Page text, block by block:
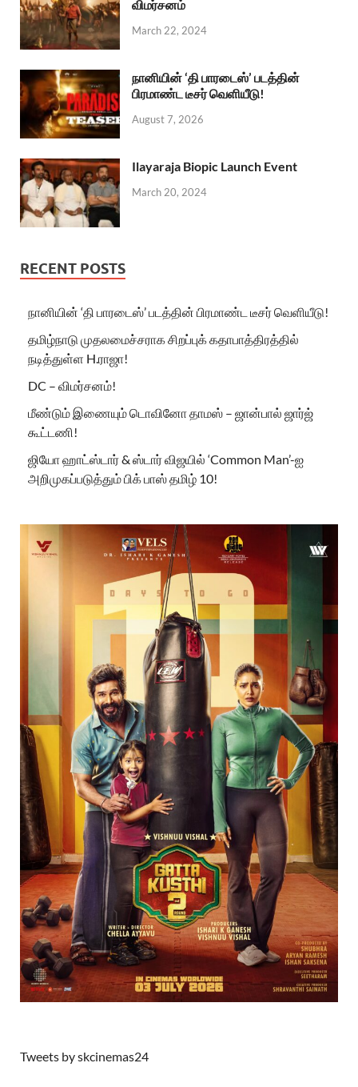
விமர்சனம்
March 22, 2024
நானியின் ‘தி பாரடைஸ்’ படத்தின்
பிரமாண்ட டீசர் வெளியீடு!
August 7, 2026
Ilayaraja Biopic Launch Event
March 20, 2024
RECENT POSTS
நானியின் ‘தி பாரடைஸ்’ படத்தின் பிரமாண்ட டீசர் வெளியீடு!
தமிழ்நாடு முதலமைச்சராக சிறப்புக் கதாபாத்திரத்தில்
நடித்துள்ள H.ராஜா!
DC – விமர்சனம்!
மீண்டும் இணையும் டொவினோ தாமஸ் – ஜான்பால் ஜார்ஜ்
கூட்டணி!
ஜியோ ஹாட்ஸ்டார் & ஸ்டார் விஜயில் ‘Common Man’-ஐ
அறிமுகப்படுத்தும் பிக் பாஸ் தமிழ் 10!
Tweets by skcinemas24